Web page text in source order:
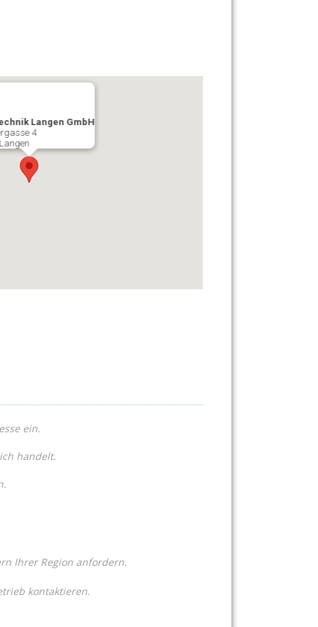
Langen GmbH
4
ein.
handelt.
Ihrer Region anfordern.
kontaktieren.